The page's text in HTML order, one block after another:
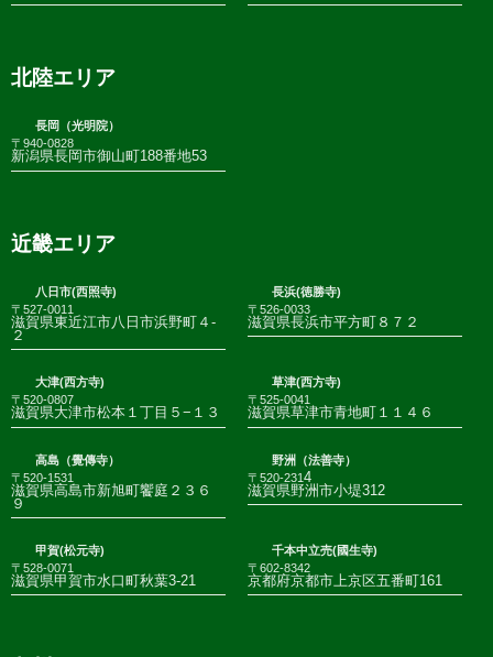
北陸エリア
長岡（光明院）
〒940-0828
新潟県長岡市御山町188番地53
近畿エリア
八日市(西照寺)
〒527-0011
滋賀県東近江市八日市浜野町４-
２
長浜(徳勝寺)
〒526-0033
滋賀県長浜市平方町８７２
大津(西方寺)
〒520-0807
滋賀県大津市松本１丁目５−１３
草津(西方寺)
〒525-0041
滋賀県草津市青地町１１４６
高島（覺傳寺）
〒520-1531
滋賀県高島市新旭町饗庭２３６
９
野洲（法善寺）
〒520-2314
滋賀県野洲市小堤312
甲賀(松元寺)
〒528-0071
滋賀県甲賀市水口町秋葉3-21
千本中立売(國生寺)
〒602-8342
京都府京都市上京区五番町161